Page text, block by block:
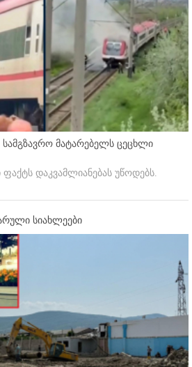
სამგზავრო მატარებელს ცეცხლი
დაკვამლიანებას უწოდებს.
სიახლეები